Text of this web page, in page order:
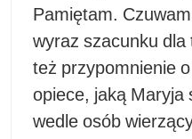
Pamiętam.
wyraz szacunku dla
też przypomnienie
opiece, jaką Maryja
wedle osób